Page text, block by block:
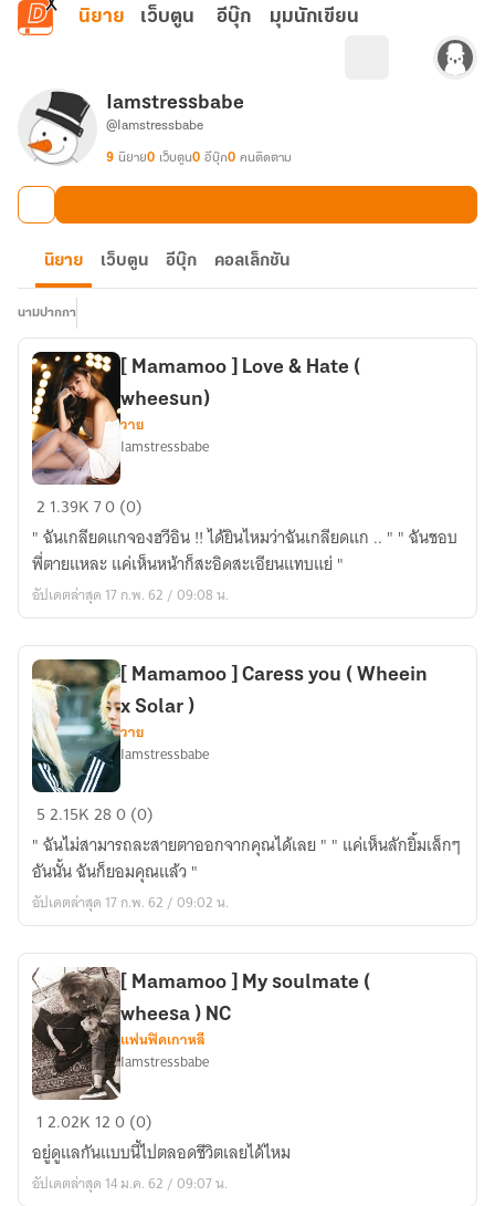
ข้ามไปยังเนื้อหาหลัก
นิยาย เว็บตูน อีบุ๊ก มุมนักเขียน
Iamstressbabe
@Iamstressbabe
9 นิยาย0 เว็บตูน0 อีบุ๊ก0 คนติดตาม
นิยาย เว็บตูน อีบุ๊ก คอลเล็กชัน
นามปากกา
Mamamoo
]
Love
&
(
wheesun)
[ Mamamoo ] Love & Hate (
wheesun)
วาย
Iamstressbabe
2 1.39K70 (0)
" ฉันเกลียดแกจองฮวีอิน !! ได้ยินไหมว่าฉันเกลียดแก .. " " ฉันชอบ
พี่ตายแหละ แค่เห็นหน้าก็สะอิดสะเอียนแทบแย่ "
อัปเดตล่าสุด 17 ก.พ. 62 / 09:08 น.
Mamamoo
]
Caress
you
Wheein
x
Solar
)
[ Mamamoo ] Caress you ( Wheein
x Solar )
วาย
Iamstressbabe
52.15K280 (0)
" ฉันไม่สามารถละสายตาออกจากคุณได้เลย " " แค่เห็นลักยิ้มเล็กๆ
อันนั้น ฉันก็ยอมคุณแล้ว "
อัปเดตล่าสุด 17 ก.พ. 62 / 09:02 น.
Mamamoo
]
My
[ Mamamoo ] My soulmate (
wheesa ) NC
แฟนฟิคเกาหลี
Iamstressbabe
12.02K 120 (0)
อยู่ดูแลกันแบบนี้ไปตลอดชีวิตเลยได้ไหม
อัปเดตล่าสุด 14 ม.ค. 62 / 09:07 น.